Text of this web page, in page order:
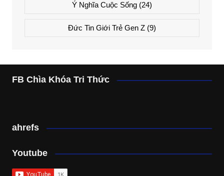
Ý Nghĩa Cuộc Sống(24)
Đức Tin Giới Trẻ Gen Z(9)
FB Chìa Khóa Tri Thức
ahrefs
Youtube